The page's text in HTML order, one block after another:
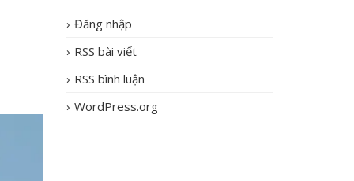
Đăng nhập
RSS bài viết
RSS bình luận
WordPress.org